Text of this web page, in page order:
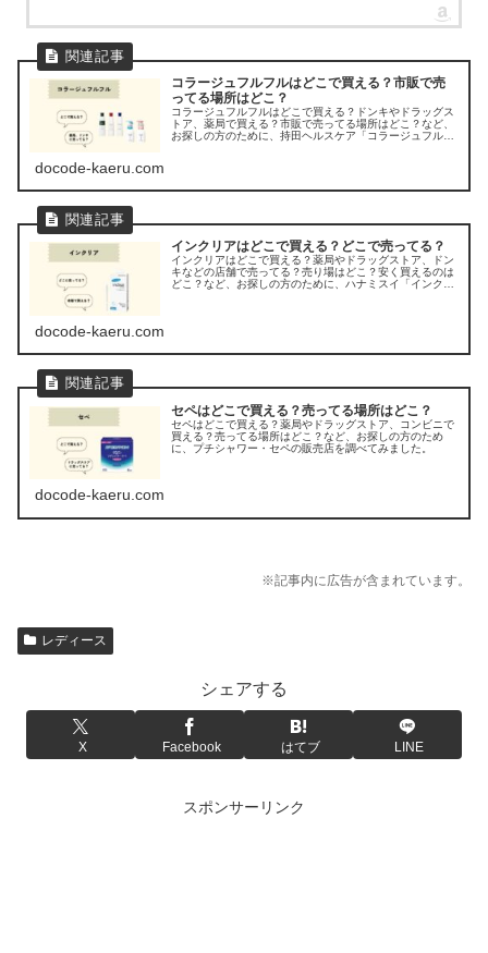
コラージュフルフルはどこで買える？市販で売
ってる場所はどこ？
コラージュフルフルはどこで買える？ドンキやドラッグス
トア、薬局で買える？市販で売ってる場所はどこ？など、
お探しの方のために、持田ヘルスケア「コラージュフルフ
docode-kaeru.com
インクリアはどこで買える？どこで売ってる？
インクリアはどこで買える？薬局やドラッグストア、ドン
キなどの店舗で売ってる？売り場はどこ？安く買えるのは
どこ？など、お探しの方のために、ハナミスイ「インクリ
docode-kaeru.com
セペはどこで買える？売ってる場所はどこ？
セペはどこで買える？薬局やドラッグストア、コンビニで
買える？売ってる場所はどこ？など、お探しの方のため
に、プチシャワー・セペの販売店を調べてみました。
docode-kaeru.com
※記事内に広告が含まれています。
レディース
シェアする
X Facebook はてブ LINE
スポンサーリンク